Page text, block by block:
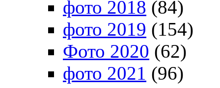
фото 2018 (84)
фото 2019 (154)
Фото 2020 (62)
фото 2021 (96)